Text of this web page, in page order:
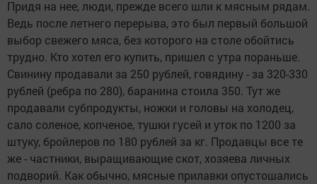
Придя на нее, люди, прежде всего шли к мясным рядам.
Ведь после летнего перерыва, это был первый большой
выбор свежего мяса, без которого на столе обойтись
трудно. Кто хотел его купить, пришел с утра пораньше.
Свинину продавали за 250 рублей, говядину - за 320-330
рублей (ребра по 280), баранина стоила 350. Тут же
продавали субпродукты, ножки и головы на холодец,
сало соленое, копченое, тушки гусей и уток по 1200 за
штуку, бройлеров по 180 рублей за кг. Продавцы все те
же - частники, выращивающие скот, хозяева личных
подворий. Как обычно, мясные прилавки опустошались